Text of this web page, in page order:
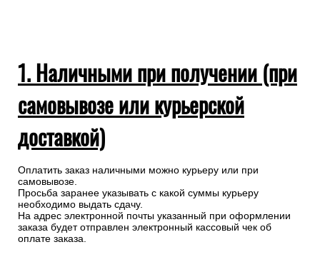
1. Наличными при получении (при
самовывозе или курьерской
доставкой)
Оплатить заказ наличными можно курьеру или при
самовывозе.
Просьба заранее указывать с какой суммы курьеру
необходимо выдать сдачу.
На адрес электронной почты указанный при оформлении
заказа будет отправлен электронный кассовый чек об
оплате заказа.